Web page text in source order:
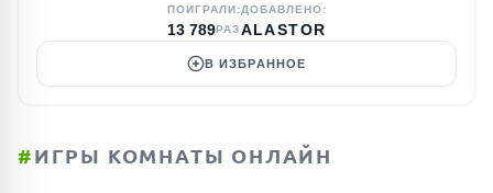
ПОИГРАЛИ:
13 789РАЗ
ДОБАВЛЕНО:
ALASTOR
В ИЗБРАННОЕ
#ИГРЫ КОМНАТЫ ОНЛАЙН